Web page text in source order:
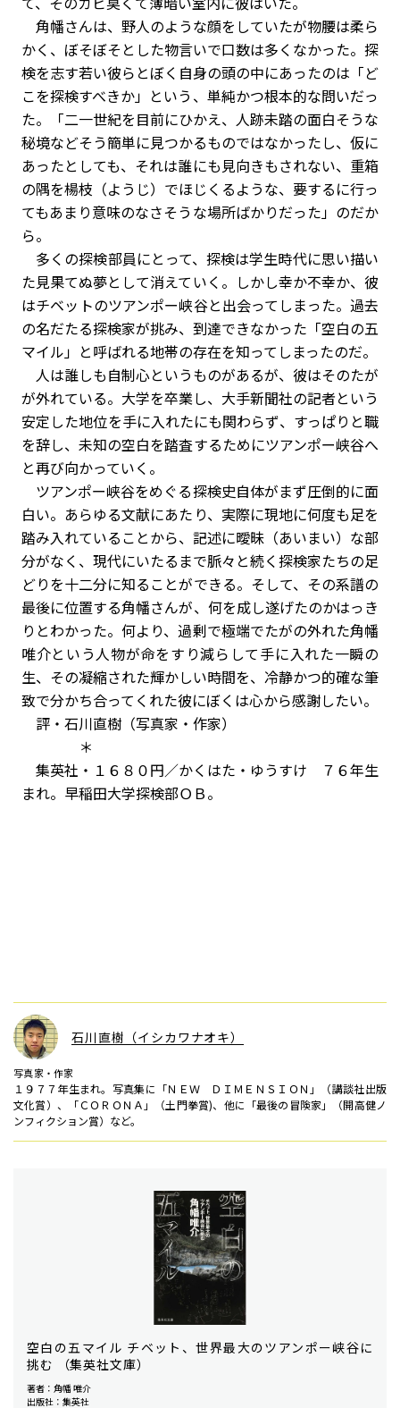
角幡さんは、野人のような顔をしていたが物腰は柔ら
かく、ぼそぼそとした物言いで口数は多くなかった。探
検を志す若い彼らとぼく自身の頭の中にあったのは「ど
こを探検すべきか」という、単純かつ根本的な問いだっ
た。「二一世紀を目前にひかえ、人跡未踏の面白そうな
秘境などそう簡単に見つかるものではなかったし、仮に
あったとしても、それは誰にも見向きもされない、重箱
の隅を楊枝（ようじ）でほじくるような、要するに行っ
てもあまり意味のなさそうな場所ばかりだった」のだか
ら。
多くの探検部員にとって、探検は学生時代に思い描い
た見果てぬ夢として消えていく。しかし幸か不幸か、彼
はチベットのツアンポー峡谷と出会ってしまった。過去
の名だたる探検家が挑み、到達できなかった「空白の五
マイル」と呼ばれる地帯の存在を知ってしまったのだ。
人は誰しも自制心というものがあるが、彼はそのたが
が外れている。大学を卒業し、大手新聞社の記者という
安定した地位を手に入れたにも関わらず、すっぱりと職
を辞し、未知の空白を踏査するためにツアンポー峡谷へ
と再び向かっていく。
ツアンポー峡谷をめぐる探検史自体がまず圧倒的に面
白い。あらゆる文献にあたり、実際に現地に何度も足を
踏み入れていることから、記述に曖昧（あいまい）な部
分がなく、現代にいたるまで脈々と続く探検家たちの足
どりを十二分に知ることができる。そして、その系譜の
最後に位置する角幡さんが、何を成し遂げたのかはっき
りとわかった。何より、過剰で極端でたがの外れた角幡
唯介という人物が命をすり減らして手に入れた一瞬の
生、その凝縮された輝かしい時間を、冷静かつ的確な筆
致で分かち合ってくれた彼にぼくは心から感謝したい。
評・石川直樹（写真家・作家）
＊
集英社・１６８０円／かくはた・ゆうすけ ７６年生
まれ。早稲田大学探検部ＯＢ。
石川直樹（イシカワナオキ）
写真家・作家
１９７７年生まれ。写真集に「ＮＥＷ ＤＩＭＥＮＳＩＯＮ」（講談社出版
文化賞）、「ＣＯＲＯＮＡ」（土門拳賞)、他に「最後の冒険家」（開高健ノ
ンフィクション賞）など。
空白の五マイル チベット、世界最大のツアンポー峡谷に
挑む （集英社文庫）
著者：角幡 唯介
出版社：集英社